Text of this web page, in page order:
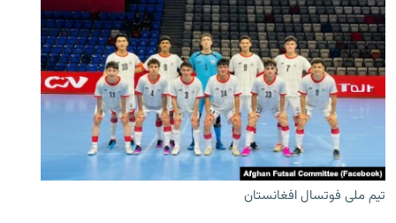
تیم ملی فوتسال افغانستان